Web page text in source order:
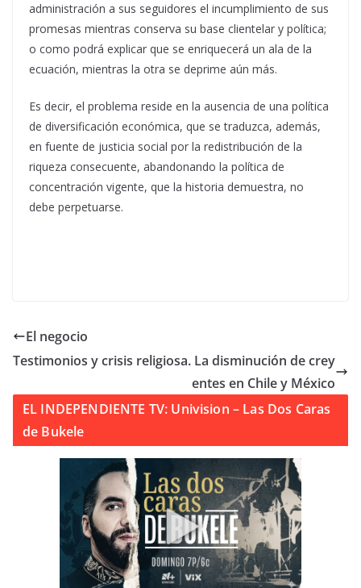
administración a sus seguidores el incumplimiento de sus
promesas mientras conserva su base clientelar y política;
o como podrá explicar que se enriquecerá un ala de la
ecuación, mientras la otra se deprime aún más.
Es decir, el problema reside en la ausencia de una política
de diversificación económica, que se traduzca, además,
en fuente de justicia social por la redistribución de la
riqueza consecuente, abandonando la política de
concentración vigente, que la historia demuestra, no
debe perpetuarse.
El negocio
Testimonios y crisis religiosa. La disminución de crey
entes en Chile y México
EL INDEPENDIENTE TV: Univision – Las Dos Caras
de Bukele